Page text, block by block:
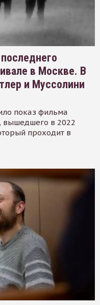
в Москве. В
и Муссолини
показ фильма
вышедшего в 2022
проходит в